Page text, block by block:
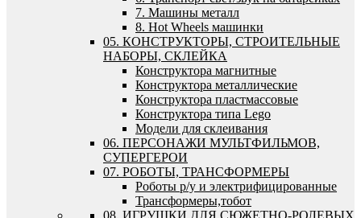
7. Машины металл
8. Hot Wheels машинки
05. КОНСТРУКТОРЫ, СТРОИТЕЛЬНЫЕ
НАБОРЫ, СКЛЕЙКА
Конструктора магнитные
Конструктора металлические
Конструктора пластмассовые
Конструктора типа Lego
Модели для склеивания
06. ПЕРСОНАЖИ МУЛЬТФИЛЬМОВ,
СУПЕРГЕРОИ
07. РОБОТЫ, ТРАНСФОРМЕРЫ
Роботы р/у и электрифицированные
Трансформеры,тобот
08. ИГРУШКИ ДЛЯ СЮЖЕТНО-РОЛЕВЫХ